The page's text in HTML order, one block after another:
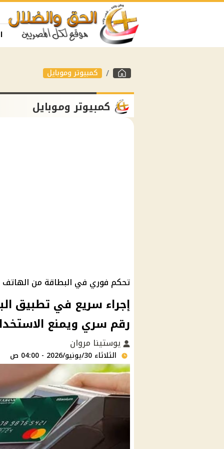
كمبيوتر وموبايل
كمبيوتر وموبايل
تحكم فوري في البطاقة من الهاتف
إجراء سريع في تطبيق
رقم سري ويمنع
يوستينا مروان
الثلاثاء 30/يونيو/2026 - 04:00 ص